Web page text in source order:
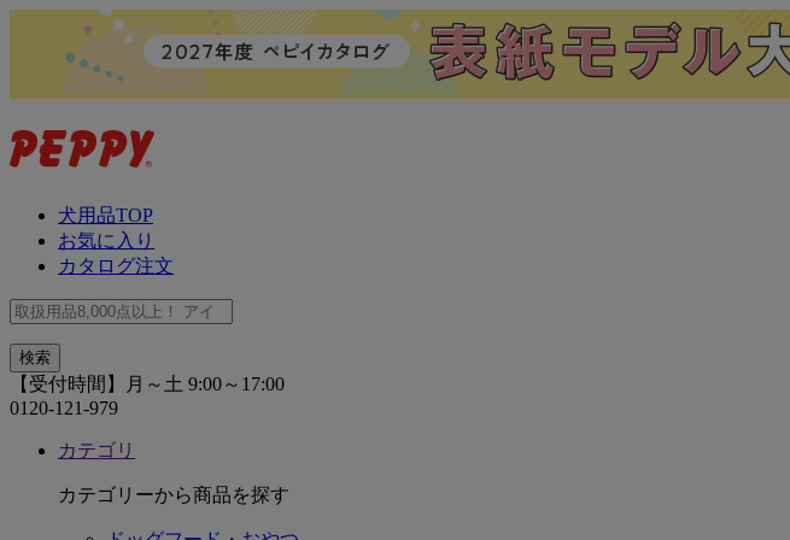
犬用品TOP
お気に入り
カタログ注文
【受付時間】月～土 9:00～17:00
0120-121-979
カテゴリ
カテゴリーから商品を探す